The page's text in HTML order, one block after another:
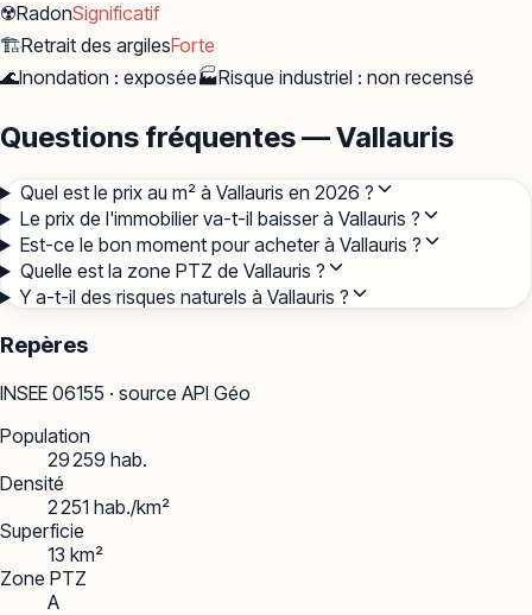
☢️RadonSignificatif
🏗️Retrait des argilesForte
🌊Inondation : exposée🏭Risque industriel : non recensé
Questions fréquentes — Vallauris
Quel est le prix au m² à Vallauris en 2026 ?
Le prix de l'immobilier va-t-il baisser à Vallauris ?
Est-ce le bon moment pour acheter à Vallauris ?
Quelle est la zone PTZ de Vallauris ?
Y a-t-il des risques naturels à Vallauris ?
Repères
INSEE 06155 · source API Géo
Population
29 259 hab.
Densité
2 251 hab./km²
Superficie
13 km²
Zone PTZ
A